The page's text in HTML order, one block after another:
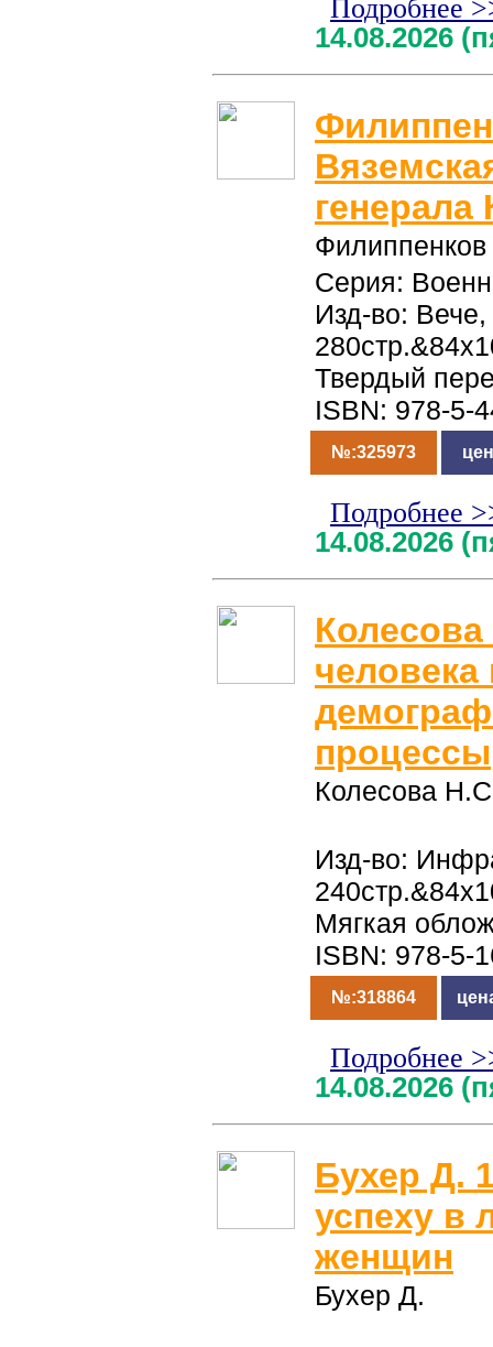
Подробнее
14.08.2026
генерала
Серия:
Изд-во: Вече,
Твердый
ISBN: 978-5-
№:325973
Подробнее
14.08.2026
человека
процессы
Колесова
Изд-во:
Мягкая
ISBN: 978-5-
№:318864
Подробнее
14.08.2026
Бухер Д.
успеху в
женщин
Бухер Д.